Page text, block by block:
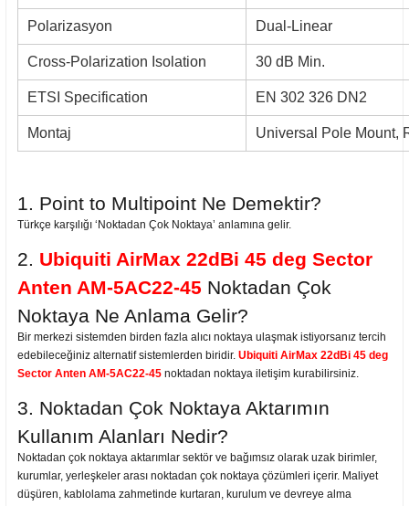
Polarizasyon Dual-Linear
Cross-Polarization Isolation 30 dB Min.
ETSI Specification EN 302 326 DN2
Montaj Universal Pole Mount,
1. Point to Multipoint Ne Demektir?
Türkçe karşılığı ‘Noktadan Çok Noktaya’ anlamına gelir.
2. Ubiquiti AirMax 22dBi 45 deg Sector
Anten AM-5AC22-45 Noktadan Çok
Noktaya Ne Anlama Gelir?
Bir merkezi sistemden birden fazla alıcı noktaya ulaşmak istiyorsanız tercih
edebileceğiniz alternatif sistemlerden biridir. Ubiquiti AirMax 22dBi 45 deg
Sector Anten AM-5AC22-45 noktadan noktaya iletişim kurabilirsiniz.
3. Noktadan Çok Noktaya Aktarımın
Kullanım Alanları Nedir?
Noktadan çok noktaya aktarımlar sektör ve bağımsız olarak uzak birimler,
kurumlar, yerleşkeler arası noktadan çok noktaya çözümleri içerir. Maliyet
düşüren, kablolama zahmetinde kurtaran, kurulum ve devreye alma